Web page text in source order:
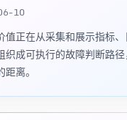
10
正在从采集和展示指标、
织成可执行的故障判断路
离。